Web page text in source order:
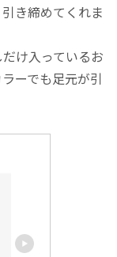
き締めてくれま
け入っているお
ーでも足元が引